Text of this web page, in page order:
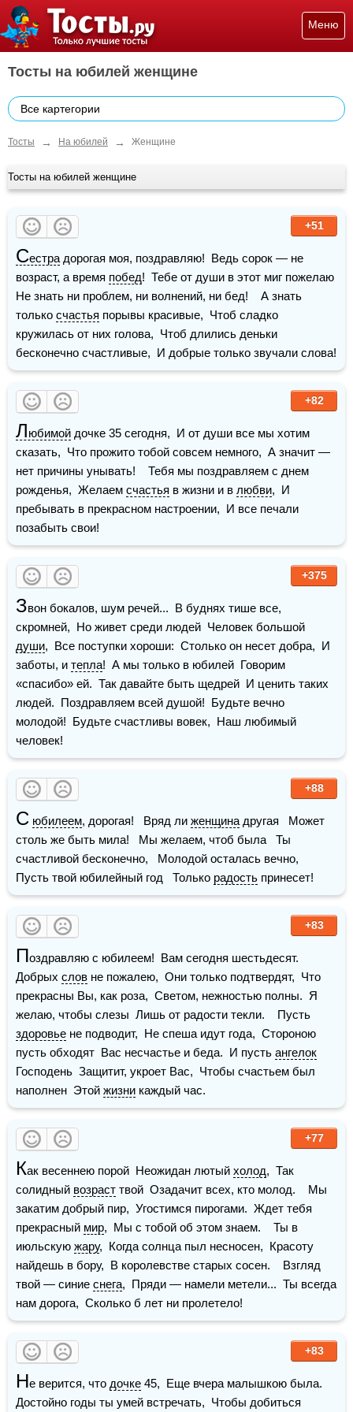
Меню
Тосты на юбилей женщине
Все картегории
Тосты → На юбилей → Женщине
Тосты на юбилей женщине
+51
Сестра дорогая моя, поздравляю!  Ведь сорок — не
возраст, а время побед!  Тебе от души в этот миг пожелаю
Не знать ни проблем, ни волнений, ни бед!    А знать
только счастья порывы красивые,  Чтоб сладко
кружилась от них голова,  Чтоб длились деньки
бесконечно счастливые,  И добрые только звучали слова!
+82
Любимой дочке 35 сегодня,  И от души все мы хотим
сказать,  Что прожито тобой совсем немного,  А значит —
нет причины унывать!    Тебя мы поздравляем с днем
рожденья,  Желаем счастья в жизни и в любви,  И
пребывать в прекрасном настроении,  И все печали
позабыть свои!
+375
Звон бокалов, шум речей...  В буднях тише все,
души,  Все поступки хороши:  Столько он несет добра,  И
заботы, и тепла!  А мы только в юбилей  Говорим
«спасибо» ей.  Так давайте быть щедрей  И ценить таких
людей.  Поздравляем всей душой!  Будьте вечно
молодой!  Будьте счастливы вовек,  Наш любимый
человек!
+88
С юбилеем, дорогая!   Вряд ли женщина другая   Может
столь же быть мила!   Мы желаем, чтоб была   Ты
счастливой бесконечно,   Молодой осталась вечно,
Пусть твой юбилейный год   Только радость принесет!
+83
Поздравляю с юбилеем!  Вам сегодня шестьдесят.
Добрых слов не пожалею,  Они только подтвердят,  Что
прекрасны Вы, как роза,  Светом, нежностью полны.  Я
здоровье не подводит,  Не спеша идут года,  Стороною
пусть обходят  Вас несчастье и беда.  И пусть ангелок
Господень  Защитит, укроет Вас,  Чтобы счастьем был
наполнен  Этой жизни каждый час.
+77
Как весеннею порой  Неожидан лютый холод,  Так
солидный возраст твой  Озадачит всех, кто молод.    Мы
закатим добрый пир,  Угостимся пирогами.  Ждет тебя
прекрасный мир,  Мы с тобой об этом знаем.    Ты в
июльскую жару,  Когда солнца пыл несносен,  Красоту
найдешь в бору,  В королевстве старых сосен.    Взгляд
твой — синие снега,  Пряди — намели метели...  Ты всегда
нам дорога,  Сколько б лет ни пролетело!
+83
Не верится, что дочке 45,  Еще вчера малышкою была.
Достойно годы ты умей встречать,  Чтобы добиться